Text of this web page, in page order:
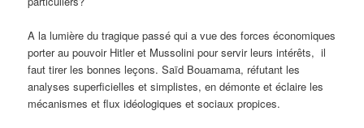
A la lumière du tragique passé qui a vue des forces économiques
porter au pouvoir Hitler et Mussolini pour servir leurs intérêts, il
faut tirer les bonnes leçons. Saïd Bouamama, réfutant les
analyses superficielles et simplistes, en démonte et éclaire les
mécanismes et flux idéologiques et sociaux propices.